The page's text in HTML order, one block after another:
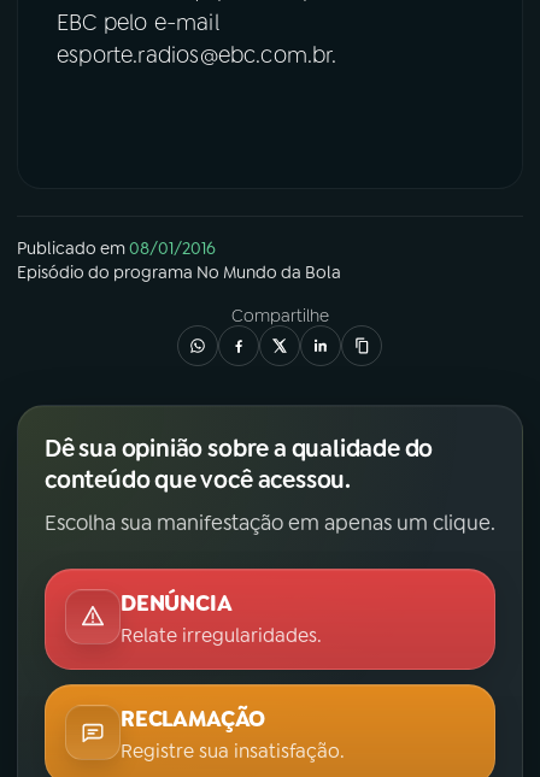
EBC pelo e-mail
esporte.radios@ebc.com.br.
Publicado em08/01/2016
Episódio do programa No Mundo da Bola
Compartilhe
Dê sua opinião sobre a qualidade do
conteúdo que você acessou.
Escolha sua manifestação em apenas um clique.
DENÚNCIA
Relate irregularidades.
RECLAMAÇÃO
Registre sua insatisfação.